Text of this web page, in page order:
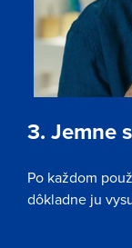
3. Jemne
Po každom
dôkladne ju